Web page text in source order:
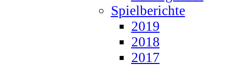
Spielberichte
2019
2018
2017